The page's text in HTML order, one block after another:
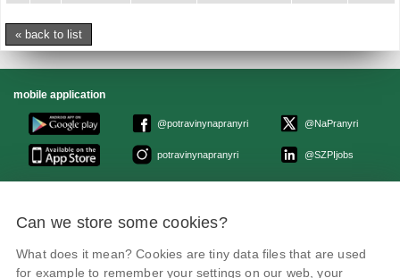
« back to list
mobile application
@potravinynapranyri
potravinynapranyri
@NaPranyri
@SZPIjobs
Květná 15, 603 00 Brno,epodatelna
szpi.gov.cz
IČO: 75014149, DIČ: CZ75014149
Privacy Policy
Cookies settings
Can we store some cookies?
What does it mean? Cookies are tiny data files that are used
for example to remember your settings on our web, your